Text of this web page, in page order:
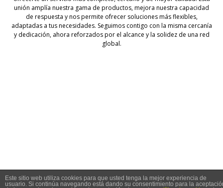
unión amplía nuestra gama de productos, mejora nuestra capacidad
de respuesta y nos permite ofrecer soluciones más flexibles,
adaptadas a tus necesidades. Seguimos contigo con la misma cercanía
y dedicación, ahora reforzados por el alcance y la solidez de una red
global.
© 2026 Summa Seguros
Este sitio web utiliza cookies para que usted tenga la mejor experiencia de
usuario. Si continúa navegando está dando su consentimiento para la